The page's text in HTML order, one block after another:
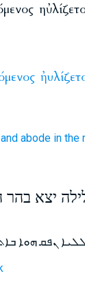
and abode in the
יצא בהר
ܢܦܩ ܗܘܐ